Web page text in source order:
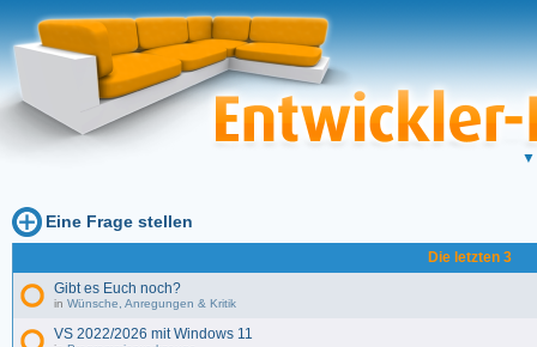
Eine Frage stellen
Die letzten 3
Gibt es Euch noch?
in Wünsche, Anregungen & Kritik
VS 2022/2026 mit Windows 11